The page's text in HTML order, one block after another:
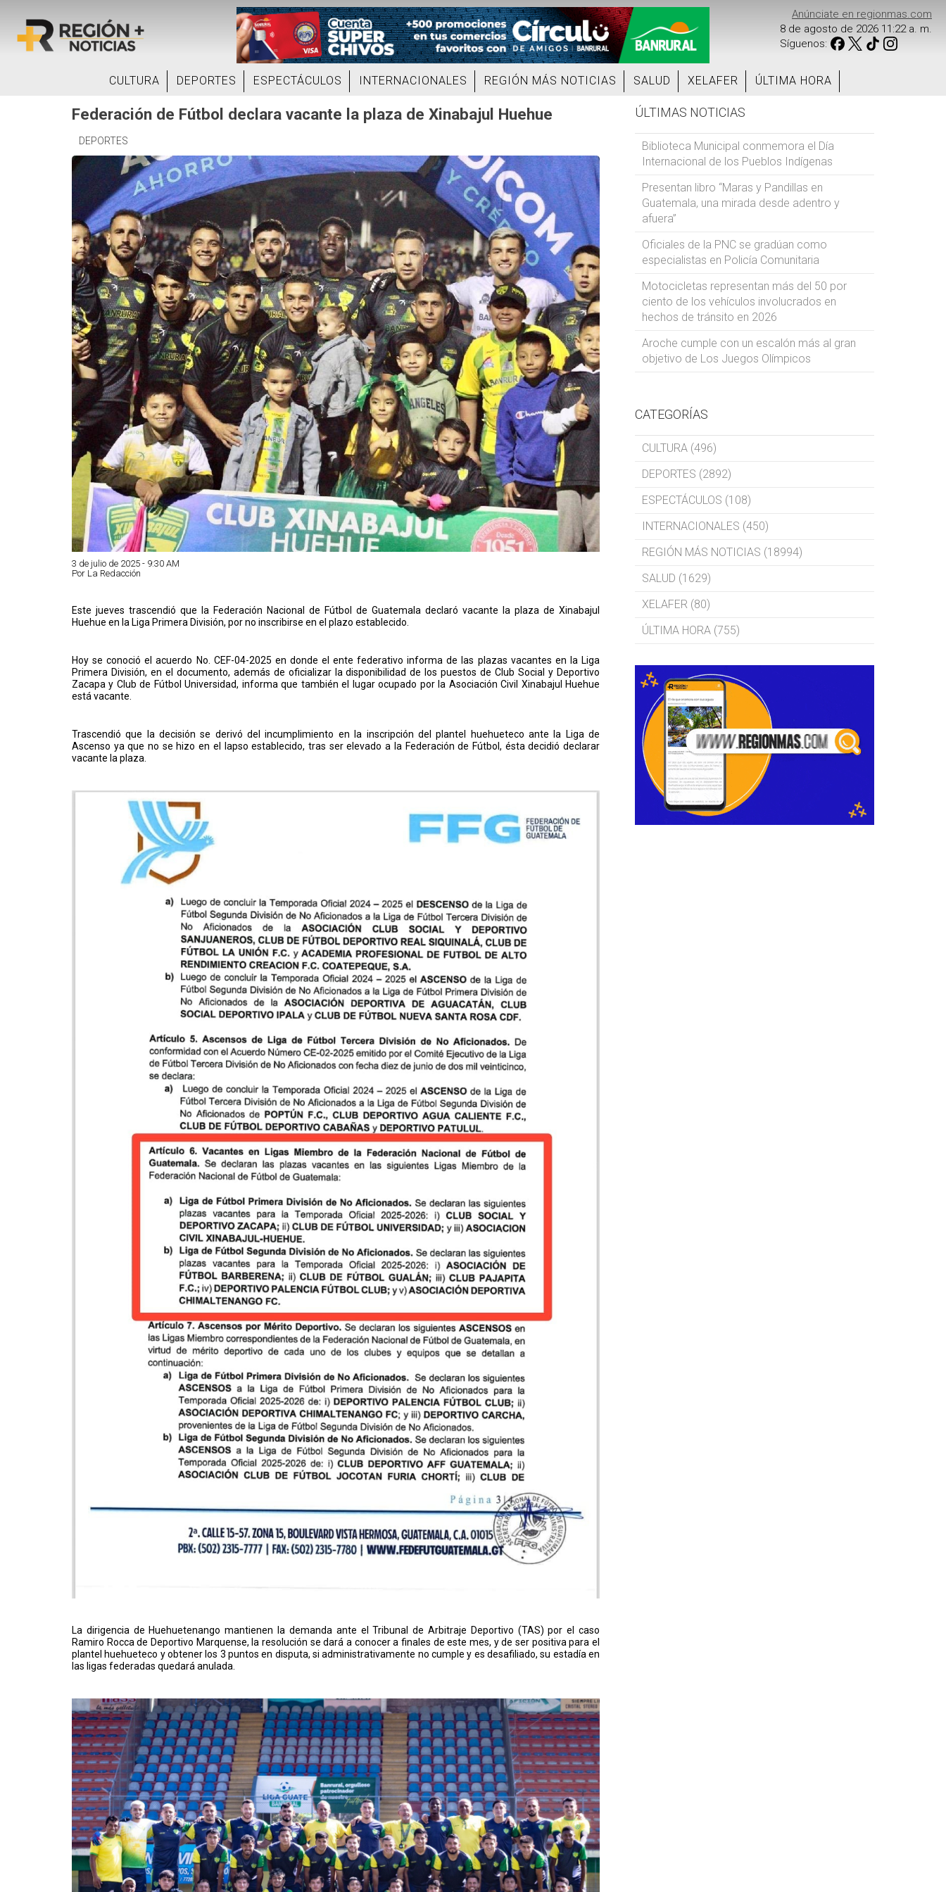
Anúnciate en regionmas.com
8 de agosto de 2026 11:22 a. m.
Síguenos:
CULTURA DEPORTES ESPECTÁCULOS INTERNACIONALES REGIÓN MÁS NOTICIAS SALUD XELAFER ÚLTIMA HORA
Federación de Fútbol declara vacante la plaza de Xinabajul Huehue
DEPORTES
3 de julio de 2025 - 9:30 AM
Por La Redacción
Este jueves trascendió que la Federación Nacional de Fútbol de Guatemala declaró vacante la plaza de Xinabajul
Huehue en la Liga Primera División, por no inscribirse en el plazo establecido.
Hoy se conoció el acuerdo No. CEF-04-2025 en donde el ente federativo informa de las plazas vacantes en la Liga
Primera División, en el documento, además de oficializar la disponibilidad de los puestos de Club Social y Deportivo
Zacapa y Club de Fútbol Universidad, informa que también el lugar ocupado por la Asociación Civil Xinabajul Huehue
está vacante.
Trascendió que la decisión se derivó del incumplimiento en la inscripción del plantel huehueteco ante la Liga de
Ascenso ya que no se hizo en el lapso establecido, tras ser elevado a la Federación de Fútbol, ésta decidió declarar
vacante la plaza.
La dirigencia de Huehuetenango mantienen la demanda ante el Tribunal de Arbitraje Deportivo (TAS) por el caso
Ramiro Rocca de Deportivo Marquense, la resolución se dará a conocer a finales de este mes, y de ser positiva para el
plantel huehueteco y obtener los 3 puntos en disputa, si administrativamente no cumple y es desafiliado, su estadía en
las ligas federadas quedará anulada.
ÚLTIMAS NOTICIAS
Biblioteca Municipal conmemora el Día
Internacional de los Pueblos Indígenas
Presentan libro “Maras y Pandillas en
Guatemala, una mirada desde adentro y
afuera”
Oficiales de la PNC se gradúan como
especialistas en Policía Comunitaria
Motocicletas representan más del 50 por
ciento de los vehículos involucrados en
hechos de tránsito en 2026
Aroche cumple con un escalón más al gran
objetivo de Los Juegos Olímpicos
CATEGORÍAS
CULTURA (496)
DEPORTES (2892)
ESPECTÁCULOS (108)
INTERNACIONALES (450)
REGIÓN MÁS NOTICIAS (18994)
SALUD (1629)
XELAFER (80)
ÚLTIMA HORA (755)